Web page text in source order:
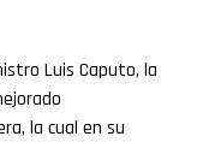
Luis Caputo, la
la cual en su